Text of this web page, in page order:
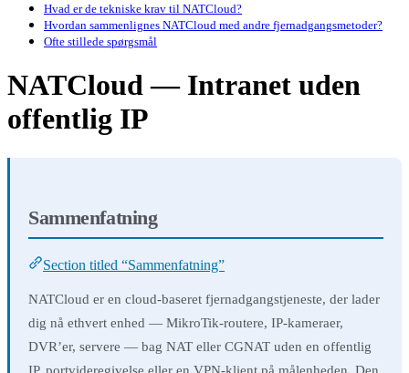
Hvad er de tekniske krav til NATCloud?
Hvordan sammenlignes NATCloud med andre fjernadgangsmetoder?
Ofte stillede spørgsmål
NATCloud — Intranet uden
offentlig IP
Sammenfatning
Section titled “Sammenfatning”
NATCloud er en cloud-baseret fjernadgangstjeneste, der lader
dig nå ethvert enhed — MikroTik-routere, IP-kameraer,
DVR’er, servere — bag NAT eller CGNAT uden en offentlig
IP, portvideregivelse eller en VPN-klient på målenheden. Den